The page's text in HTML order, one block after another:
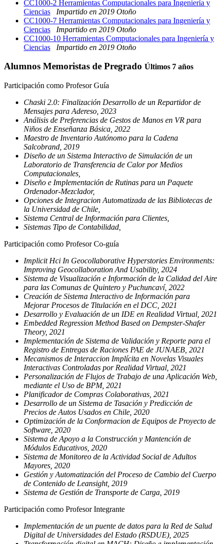
CC1000-2 Herramientas Computacionales para Ingeniería y
Ciencias
Impartido en 2019 Otoño
CC1000-7 Herramientas Computacionales para Ingeniería y
Ciencias
Impartido en 2019 Otoño
CC1000-10 Herramientas Computacionales para Ingeniería y
Ciencias
Impartido en 2019 Otoño
Alumnos Memoristas de Pregrado Últimos 7 años
Participación como Profesor Guía
Chaski 2.0: Finalización Desarrollo de un Repartidor de
Mensajes para Adereso, 2023
Análisis de Preferencias de Gestos de Manos en VR para
Niños de Enseñanza Básica, 2022
Maestro de Inventario Autónomo para la Cadena
Salcobrand, 2019
Diseño de un Sistema Interactivo de Simulación de un
Laboratorio de Transferencia de Calor por Medios
Computacionales,
Diseño e Implementación de Rutinas para un Paquete
Ordenador-Mezclador,
Opciones de Integracion Automatizada de las Bibliotecas de
la Universidad de Chile,
Sistema Central de Información para Clientes,
Sistemas Tipo de Contabilidad,
Participación como Profesor Co-guía
Implicit Hci In Geocollaborative Hyperstories Environments:
Improving Geocollaboration And Usability, 2024
Sistema de Visualización e Información de la Calidad del Aire
para las Comunas de Quintero y Puchuncaví, 2022
Creación de Sistema Interactivo de Información para
Mejorar Procesos de Titulación en el DCC, 2021
Desarrollo y Evaluación de un IDE en Realidad Virtual, 2021
Embedded Regression Method Based on Dempster-Shafer
Theory, 2021
Implementación de Sistema de Validación y Reporte para el
Registro de Entregas de Raciones PAE de JUNAEB, 2021
Mecanismos de Interaccion Implícita en Novelas Visuales
Interactivas Controladas por Realidad Virtual, 2021
Personalización de Flujos de Trabajo de una Aplicación Web,
mediante el Uso de BPM, 2021
Planificador de Compras Colaborativas, 2021
Desarrollo de un Sistema de Tasación y Predicción de
Precios de Autos Usados en Chile, 2020
Optimización de la Conformacion de Equipos de Proyecto de
Software, 2020
Sistema de Apoyo a la Construcción y Mantención de
Módulos Educativos, 2020
Sistema de Monitoreo de la Actividad Social de Adultos
Mayores, 2020
Gestión y Automatización del Proceso de Cambio del Cuerpo
de Contenido de Leansight, 2019
Sistema de Gestión de Transporte de Carga, 2019
Participación como Profesor Integrante
Implementación de un puente de datos para la Red de Salud
Digital de Universidades del Estado (RSDUE), 2025